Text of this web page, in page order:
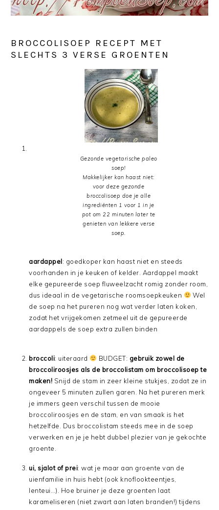
BROCCOLISOEP RECEPT MET
SLECHTS 3 VERSE GROENTEN
Gezonde vegetarische paleo
soep!
Makkelijker kan haast niet:
voor deze gezonde
broccolisoep doe je alle
ingrediënten 1 voor 1 in je
pot om 22 minuten later te
genieten van lekkere verse
soep.
aardappel: goedkoper kan haast niet en steeds
voorhanden in je keuken of kelder. Aardappel maakt
elke gepureerde soep fluweelzacht romig zonder room,
dus ideaal in de vegetarische roomsoepkeuken
Wel
de soep na het pureren nog wat verder laten koken,
zodat het vrijgekomen zetmeel uit de gepureerde
aardappels de soep extra zullen binden
broccoli: uiteraard BUDGET: gebruik zowel de
broccoliroosjes als de broccolistam om broccolisoep te
maken! Snijd de stam in zeer kleine stukjes, zodat ze in
ongeveer 5 minuten zullen garen. Na het pureren merk
je immers geen verschil tussen de mooie
broccoliroosjes en de stam, en van smaak is het
hetzelfde. Dus broccolistam steeds mee in de soep
verwerken en je je hebt dubbel plezier van je gekochte
groente.
ui, sjalot of prei: wat je maar aan groente van de
uienfamilie in huis hebt (ook knoflookteentjes,
lenteui…). Hoe bruiner je deze groenten laat
karameliseren (niet zwart aan laten branden!) tijdens